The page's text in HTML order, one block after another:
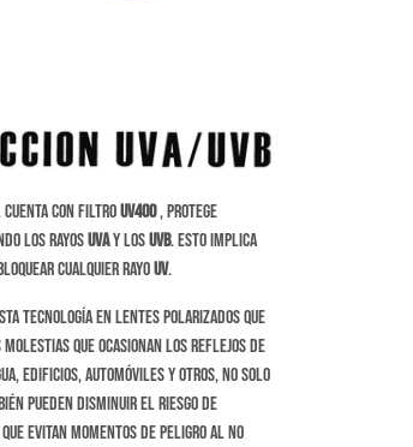
con filtroUV400, protege
los rayosUVAy losUVB. Esto implica
cualquier rayoUV.
tecnología en lentes polarizados que
que ocasionan los reflejos de
edificios, automóviles y otros, no solo
pueden disminuir el riesgo de
evitan momentos de peligro al no